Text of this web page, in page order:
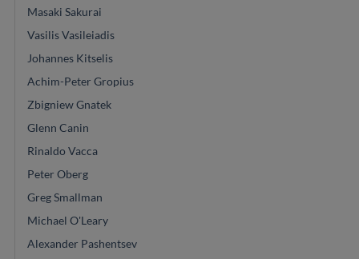
Masaki Sakurai
Vasilis Vasileiadis
Johannes Kitselis
Achim-Peter Gropius
Zbigniew Gnatek
Glenn Canin
Rinaldo Vacca
Peter Oberg
Greg Smallman
Michael O'Leary
Alexander Pashentsev